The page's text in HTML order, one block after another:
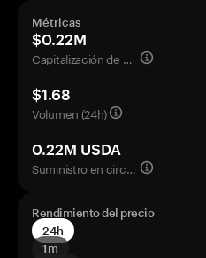
Métricas
$0.22M
Capitalización de mercado
$1.68
Volumen (24h)
0.22M USDA
Suministro en circulación
Rendimiento del precio
24h
1m